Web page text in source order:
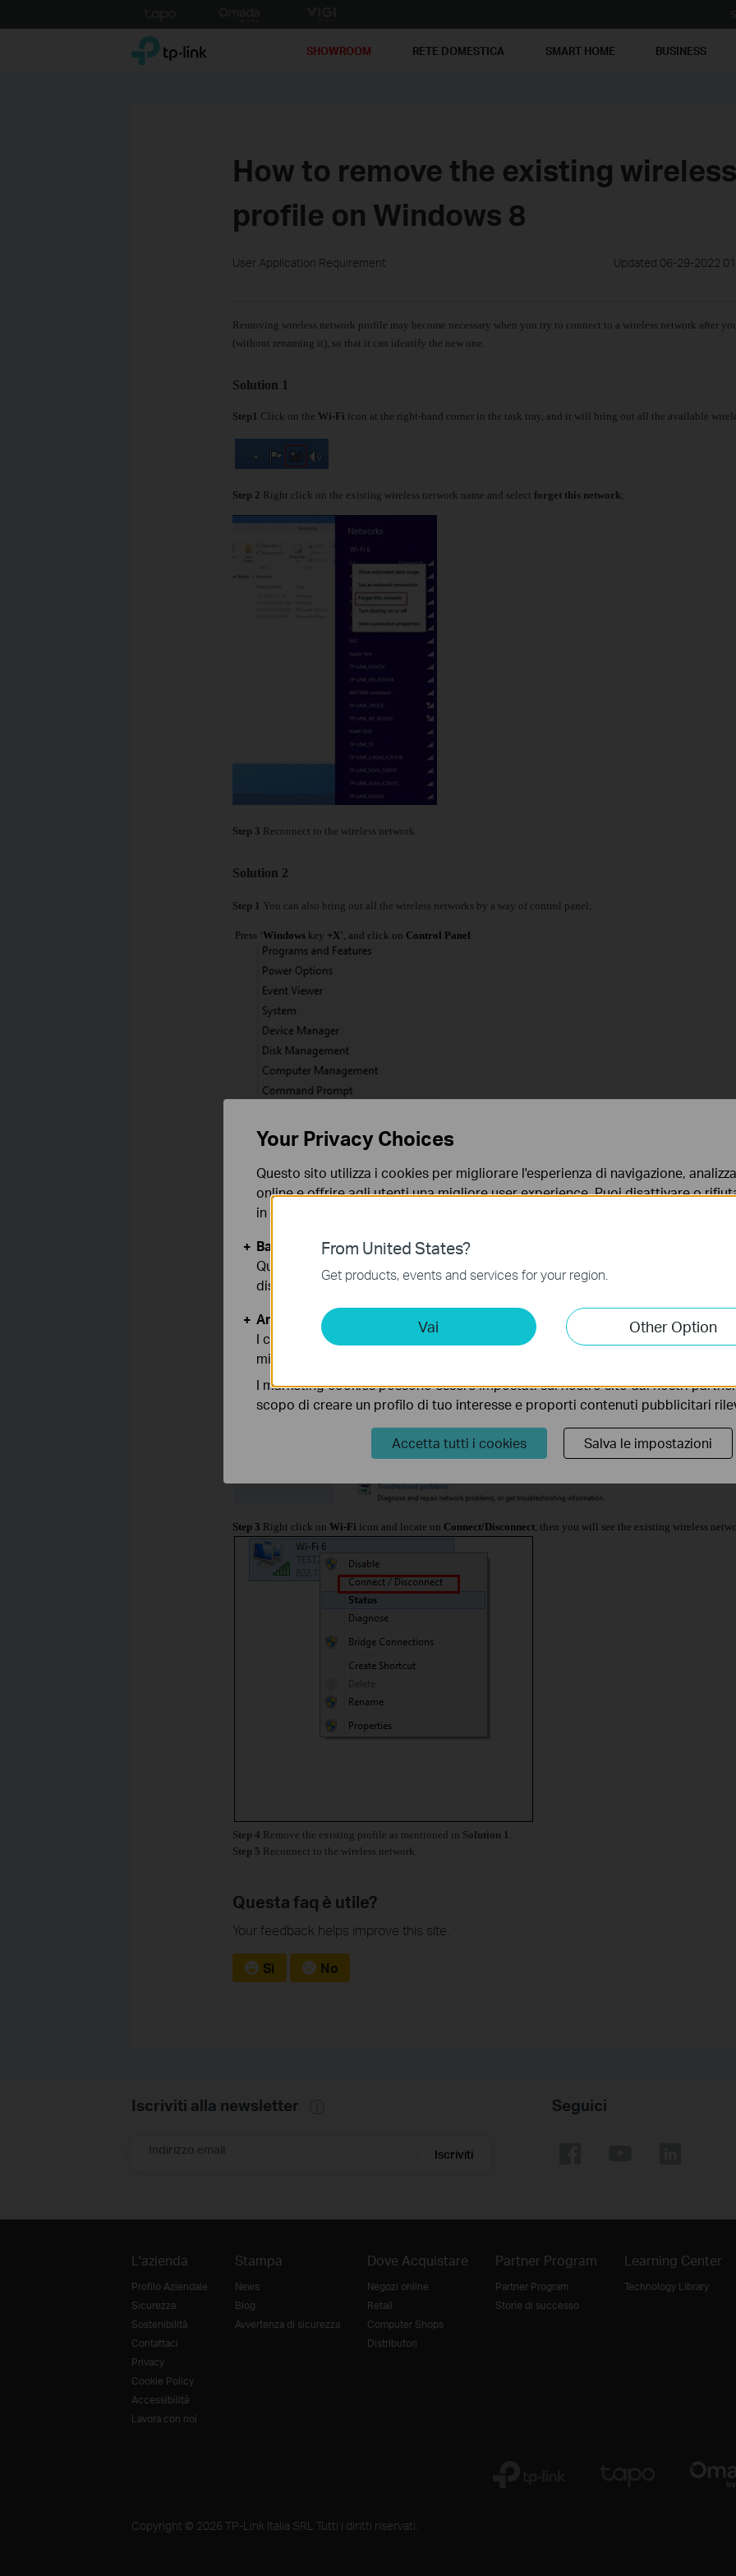
to
TP-Link, Reliably Smart SHOWROOM RETE DOMESTICA SMART HOME BUSINESS
How to remove the existing
profile on Windows 8
User Application Requirement Updated 06-29-2022
Removing wireless network profile may become necessary when you try to connect to a wireless network after
(without renaming it), so that it can identify the new one.
Solution 1
Step1 Click on the Wi-Fi icon at the right-hand corner in the task tray, and it will bring out all the available
Step 2 Right click on the existing wireless network name and select forget this network;
Step 3 Reconnect to the wireless network.
Solution 2
Step 1 You can also bring out all the wireless networks by a way of control panel;
Press ‘Windows key +X ’, and click on Control Panel:
Step 2 Then click on
Step 3 Right click on Wi-Fi icon and locate on Connect/Disconnect, then you will see the existing wireless
Step 4 Remove the existing profile as mentioned in Solution 1
Step 5 Reconnect to the wireless network.
Questa faq è utile?
Your feedback helps improve this site.
Sì No
Iscriviti alla newsletter
Indirizzo email Iscriviti
Seguici
L'azienda
Profilo Aziendale
Sicurezza
Sostenibilità
Contattaci
Privacy
Cookie Policy
Accessibilità
Lavora con noi
Stampa
News
Blog
Avvertenza di sicurezza
Dove Acquistare
Negozi online
Retail
Computer Shops
Distributori
Partner Program
Partner Program
Storie di successo
Learning Center
Technology Library
Copyright © 2026 TP-Link Italia SRL Tutti i diritti riservati.
From United States?
Get products, events and services for your region.
Vai Other Option
Your Privacy Choices
Questo sito utilizza i cookies per migliorare l'esperienza di navigazione,
online e offrire agli utenti una migliore user experience. Puoi disattivare o
in qualunque momento. Per maggiori informazioni consulta la nostra
Basic Cookies
Questi cookies sono necessari per il corretto funzionamento del sito e non
disattivati nel tuo sistema.
Analytics e Marketing Cookies
I cookies analitici ci permettono di analizzare le tue attività sul nostro sito allo
migliorarne le funzionalità.
I marketing cookies possono essere impostati sul nostro sito dai nostri
scopo di creare un profilo di tuo interesse e proporti contenuti pubblicitari
Accetta tutti i cookies Salva le impostazioni